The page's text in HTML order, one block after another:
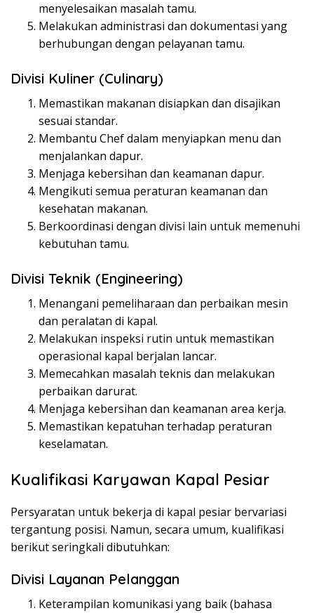
menyelesaikan masalah tamu.
Melakukan administrasi dan dokumentasi yang
berhubungan dengan pelayanan tamu.
Divisi Kuliner (Culinary)
Memastikan makanan disiapkan dan disajikan
sesuai standar.
Membantu Chef dalam menyiapkan menu dan
menjalankan dapur.
Menjaga kebersihan dan keamanan dapur.
Mengikuti semua peraturan keamanan dan
kesehatan makanan.
Berkoordinasi dengan divisi lain untuk memenuhi
kebutuhan tamu.
Divisi Teknik (Engineering)
Menangani pemeliharaan dan perbaikan mesin
dan peralatan di kapal.
Melakukan inspeksi rutin untuk memastikan
operasional kapal berjalan lancar.
Memecahkan masalah teknis dan melakukan
perbaikan darurat.
Menjaga kebersihan dan keamanan area kerja.
Memastikan kepatuhan terhadap peraturan
keselamatan.
Kualifikasi Karyawan Kapal Pesiar
Persyaratan untuk bekerja di kapal pesiar bervariasi
tergantung posisi. Namun, secara umum, kualifikasi
berikut seringkali dibutuhkan:
Divisi Layanan Pelanggan
Keterampilan komunikasi yang baik (bahasa